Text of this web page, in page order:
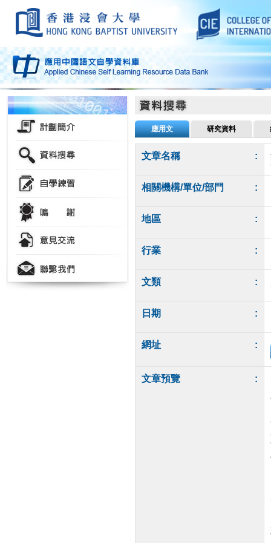
應用文 研究資料
文章名稱 :
相關機構/單位/部門 :
地區 :
行業 :
文類 :
日期 :
網址 :
文章預覽 :